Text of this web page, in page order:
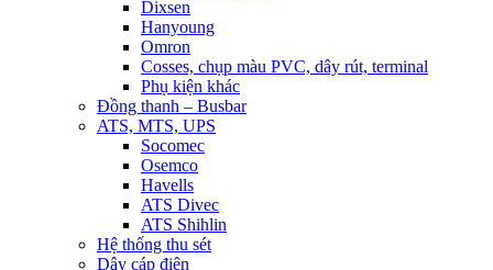
Dixsen
Hanyoung
Omron
Cosses, chụp màu PVC, dây rút, terminal
Phụ kiện khác
Đồng thanh – Busbar
ATS, MTS, UPS
Socomec
Osemco
Havells
ATS Divec
ATS Shihlin
Hệ thống thu sét
Dây cáp điện